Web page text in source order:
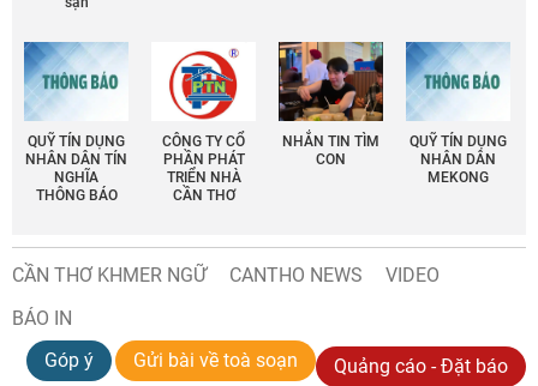
QUỸ TÍN DỤNG
NHÂN DÂN TÍN
NGHĨA
THÔNG BÁO
CÔNG TY CỔ
PHẦN PHÁT
TRIỂN NHÀ
CẦN THƠ
NHẮN TIN TÌM
CON
QUỸ TÍN DỤNG
NHÂN DÂN
MEKONG
CẦN THƠ KHMER NGỮ CANTHO NEWS
VIDEO
BÁO IN
Góp ý
Gửi bài về toà soạn Quảng cáo - Đặt báo